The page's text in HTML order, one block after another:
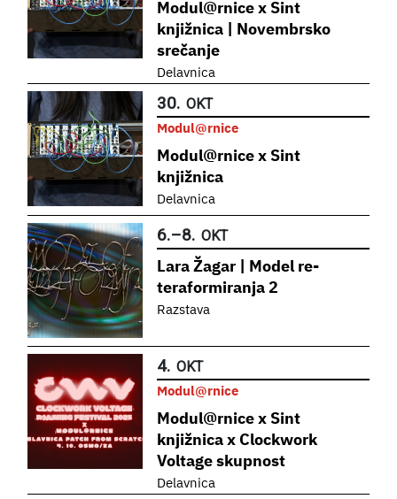
Modul@rnice x Sint
knjižnica | Novembrsko
srečanje
Delavnica
30. OKT
Modul@rnice
Modul@rnice x Sint
knjižnica
Delavnica
6.–8. OKT
Lara Žagar | Model re-
teraformiranja 2
Razstava
4. OKT
Modul@rnice
Modul@rnice x Sint
knjižnica x Clockwork
Voltage skupnost
Delavnica